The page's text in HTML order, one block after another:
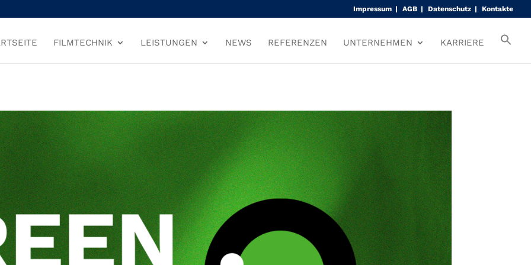
Impressum AGB Datenschutz Kontakte
FILMTECHNIK LEISTUNGEN NEWS REFERENZEN UNTERNEHMEN KARRIERE